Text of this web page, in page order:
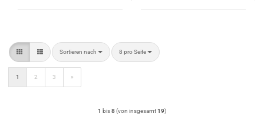
Sortieren nach
Sortieren nach 8 pro Seite
pro Seite
1 2 3 »
1 bis8(von insgesamt19)